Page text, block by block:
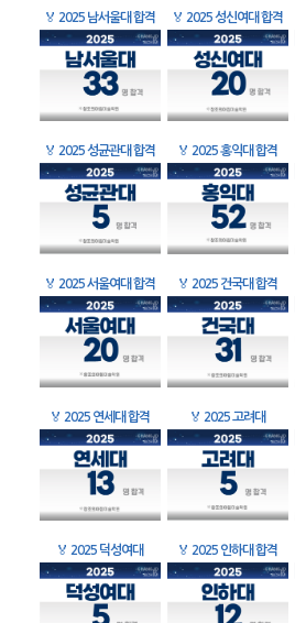
🏅 2025 남서울대 합격 🏅 2025 성신여대 합격
🏅 2025 성균관대 합격 🏅 2025 홍익대 합격
🏅 2025 서울여대 합격 🏅 2025 건국대 합격
🏅 2025 연세대 합격 🏅 2025 고려대
🏅 2025 덕성여대 🏅 2025 인하대 합격